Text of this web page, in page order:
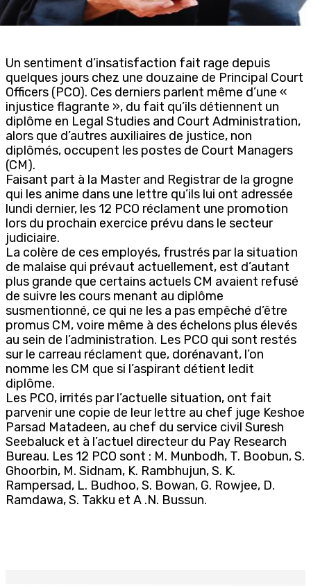
Un sentiment d’insatisfaction fait rage depuis
quelques jours chez une douzaine de Principal Court
Officers (PCO). Ces derniers parlent même d’une «
injustice flagrante », du fait qu’ils détiennent un
diplôme en Legal Studies and Court Administration,
alors que d’autres auxiliaires de justice, non
diplômés, occupent les postes de Court Managers
(CM).
Faisant part à la Master and Registrar de la grogne
qui les anime dans une lettre qu’ils lui ont adressée
lundi dernier, les 12 PCO réclament une promotion
lors du prochain exercice prévu dans le secteur
judiciaire.
La colère de ces employés, frustrés par la situation
de malaise qui prévaut actuellement, est d’autant
plus grande que certains actuels CM avaient refusé
de suivre les cours menant au diplôme
susmentionné, ce qui ne les a pas empêché d’être
promus CM, voire même à des échelons plus élevés
au sein de l’administration. Les PCO qui sont restés
sur le carreau réclament que, dorénavant, l’on
nomme les CM que si l’aspirant détient ledit
diplôme.
Les PCO, irrités par l’actuelle situation, ont fait
parvenir une copie de leur lettre au chef juge Keshoe
Parsad Matadeen, au chef du service civil Suresh
Seebaluck et à l’actuel directeur du Pay Research
Bureau. Les 12 PCO sont : M. Munbodh, T. Boobun, S.
Ghoorbin, M. Sidnam, K. Rambhujun, S. K.
Rampersad, L. Budhoo, S. Bowan, G. Rowjee, D.
Ramdawa, S. Takku et A .N. Bussun.